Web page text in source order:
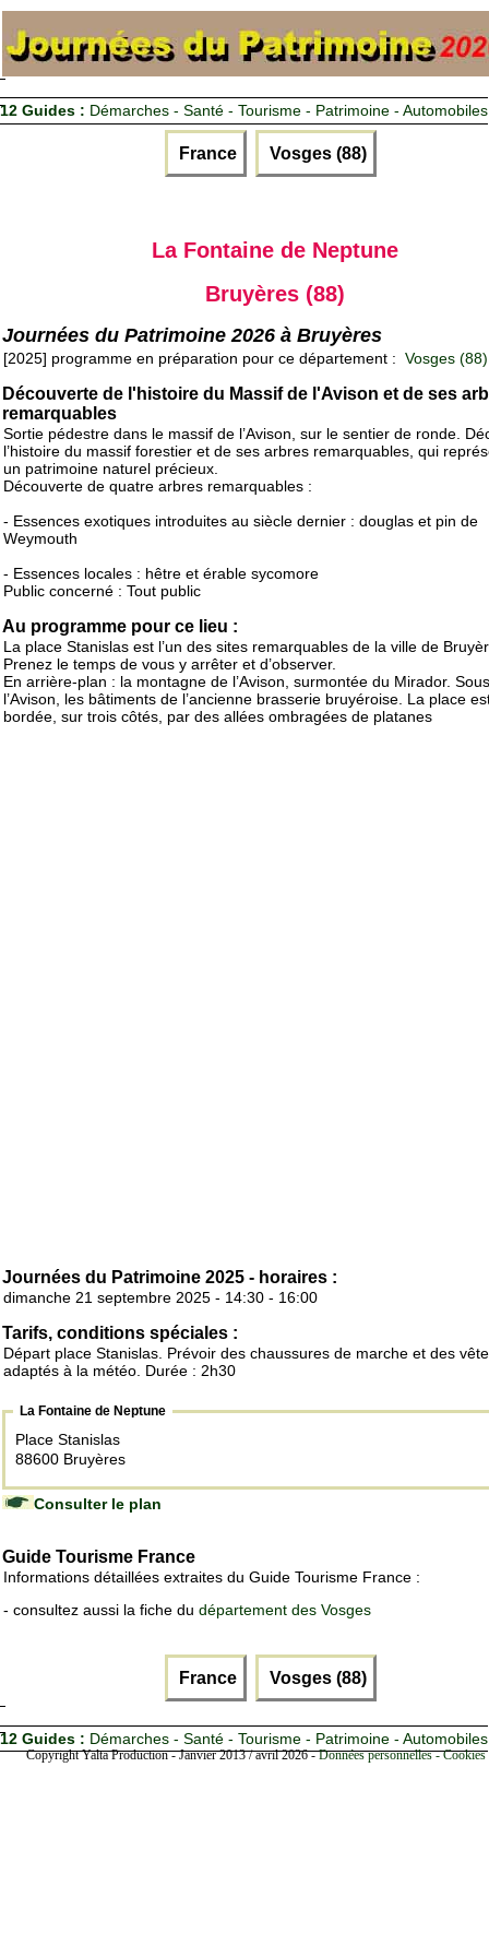
12 Guides : Démarches - Santé - Tourisme - Patrimoine - Automobiles
France Vosges (88)
La Fontaine de Neptune
Bruyères (88)
Journées du Patrimoine 2026 à Bruyères
[2025] programme en préparation pour ce département : Vosges (88)
Découverte de l'histoire du Massif de l'Avison et de ses
remarquables
Sortie pédestre dans le massif de l’Avison, sur le sentier de ronde.
l’histoire du massif forestier et de ses arbres remarquables, qui
un patrimoine naturel précieux.
Découverte de quatre arbres remarquables :
- Essences exotiques introduites au siècle dernier : douglas et pin de
Weymouth
- Essences locales : hêtre et érable sycomore
Public concerné : Tout public
Au programme pour ce lieu :
La place Stanislas est l’un des sites remarquables de la ville de
Prenez le temps de vous y arrêter et d’observer.
En arrière-plan : la montagne de l’Avison, surmontée du Mirador. Sous
l’Avison, les bâtiments de l’ancienne brasserie bruyéroise. La place
bordée, sur trois côtés, par des allées ombragées de platanes
Journées du Patrimoine 2025 - horaires :
dimanche 21 septembre 2025 - 14:30 - 16:00
Tarifs, conditions spéciales :
Départ place Stanislas. Prévoir des chaussures de marche et des
adaptés à la météo. Durée : 2h30
La Fontaine de Neptune
Place Stanislas
88600 Bruyères
Consulter le plan
Guide Tourisme France
Informations détaillées extraites du Guide Tourisme France :
- consultez aussi la fiche du département des Vosges
France Vosges (88)
12 Guides : Démarches - Santé - Tourisme - Patrimoine - Automobiles
Copyright Yalta Production - Janvier 2013 / avril 2026 -Données personnelles -